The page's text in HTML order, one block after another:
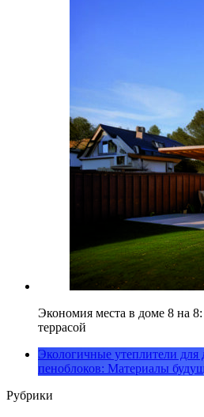
Экономия места в доме 8 на
террасой
Экологичные утеплители для
пеноблоков: Материалы
Рубрики